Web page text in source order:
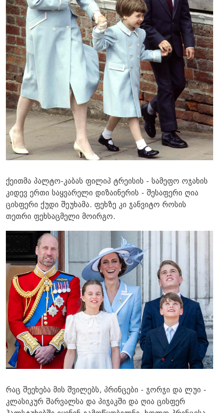
ქეითმა პალტო-კაბას ფილიპ ტრეისის - სამეფო ოჯახის
კიდევ ერთი საყვარელი დიზაინერის - შესაფერი ღია
ცისფერი ქუდი შეუხამა. ფეხზე კი ჯანვიტო როსის
თეთრი ფეხსაცმელი მოირგო.
რაც შეეხება მის შვილებს, პრინცები - ჯორჯი და ლუი -
კლასიკურ შარვალსა და პიჯაკში და ღია ცისფერ